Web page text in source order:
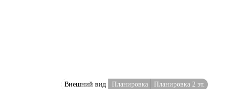
Внешний вид Планировка Планировка 2 эт.